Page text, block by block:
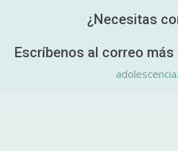
¿Necesitas
Escríbenos al correo